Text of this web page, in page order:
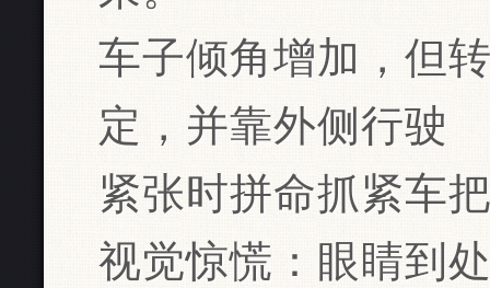
车子倾角增加，但
定，并靠外侧行驶
紧张时拼命抓紧车
视觉惊慌：眼睛到